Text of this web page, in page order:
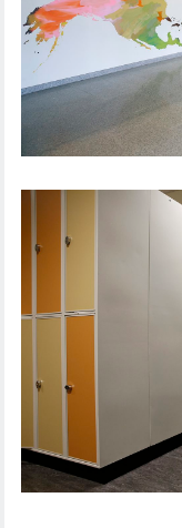
VEITVET
CLEMENTS
ARKITEKTUR)